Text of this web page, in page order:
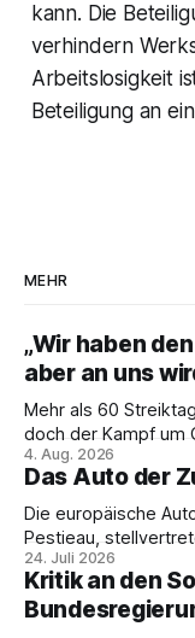
kann. Die
verhindern
Arbeitslosigkeit
Beteiligung an
MEHR
„Wir haben
aber an uns
Mehr als 60
doch der Kampf um
den Vivantes-
C. Stange zieht
Erzwingungsstreiks
Politik.
4. Aug. 2026
Das Auto der
Die europäische
Pestieau,
PTB, zeigt, warum
weshalb die Antwort
demokratische
24. Juli 2026
Kritik an den